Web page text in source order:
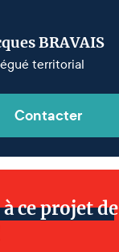
BRAVAIS
territorial
Contacter
ce projet de